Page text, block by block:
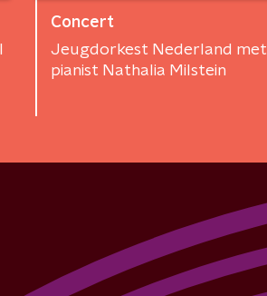
Concert
Jeugdorkest Nederland met
pianist Nathalia Milstein